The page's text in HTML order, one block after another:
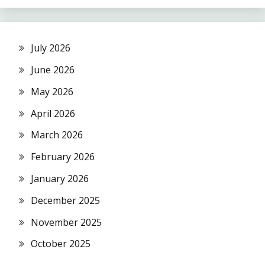
July 2026
June 2026
May 2026
April 2026
March 2026
February 2026
January 2026
December 2025
November 2025
October 2025